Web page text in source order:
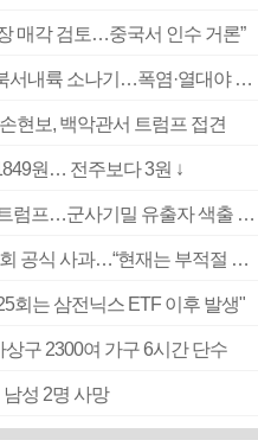
매각 검토…중국서 인수 거론”
부산 울산 경남 구름 많고 경남 북서내륙 소나기…폭염·열대야 계속
현보, 백악관서 트럼프 접견
원… 전주보다 3원 ↓
‘탄약 부족 사태’ 보도에 격노한 트럼프…군사기밀 유출자 색출 지시
[속보] ‘심판 성접대’ 논란 축구협회 공식 사과…“현재는 부적절 행위 없어”
회는 삼전닉스 ETF 이후 발생"
구 2300여 가구 6시간 단수
성 2명 사망